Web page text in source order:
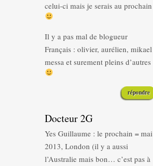
celui-ci mais je serais au prochain
Il y a pas mal de blogueur
Français : olivier, aurélien, mikael
messa et surement pleins d’autres
répondre
Docteur 2G
Yes Guillaume : le prochain = mai
2013, London (il y a aussi
l’Australie mais bon… c’est pas à